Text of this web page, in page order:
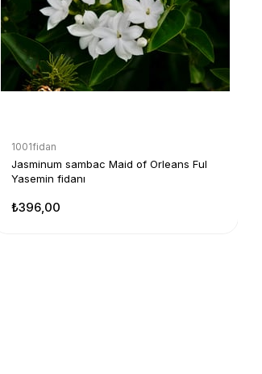
1001fidan
Jasminum sambac Maid of Orleans Ful
Yasemin fidanı
₺396,00